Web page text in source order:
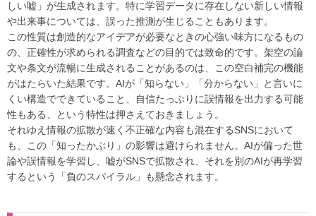
しい嘘」が生成されます。特に学習データに存在しない新しい情報
や出来事については、誤った推測が生じることもあります。
この性質は創造的なアイデアが必要なときの心強い味方になるもの
の、正確性が求められる調査などの目的では致命的です。架空の論
文や条文が流暢に生成されることがあるのは、この空白補完の機能
がはたらいた結果です。AIが「知らない」「分からない」と言いに
くい構造でできていること、自信たっぷりに誤情報を出力する可能
性もある、という特性は押さえておきましょう。
それゆえ情報の拡散が速く不正確な内容も混在するSNSにおいて
も、この「知ったかぶり」の影響は避けられません。AIが偏った世
論や誤情報を学習し、嘘がSNSで拡散され、それを別のAIが再学習
するという「負のスパイラル」も懸念されます。